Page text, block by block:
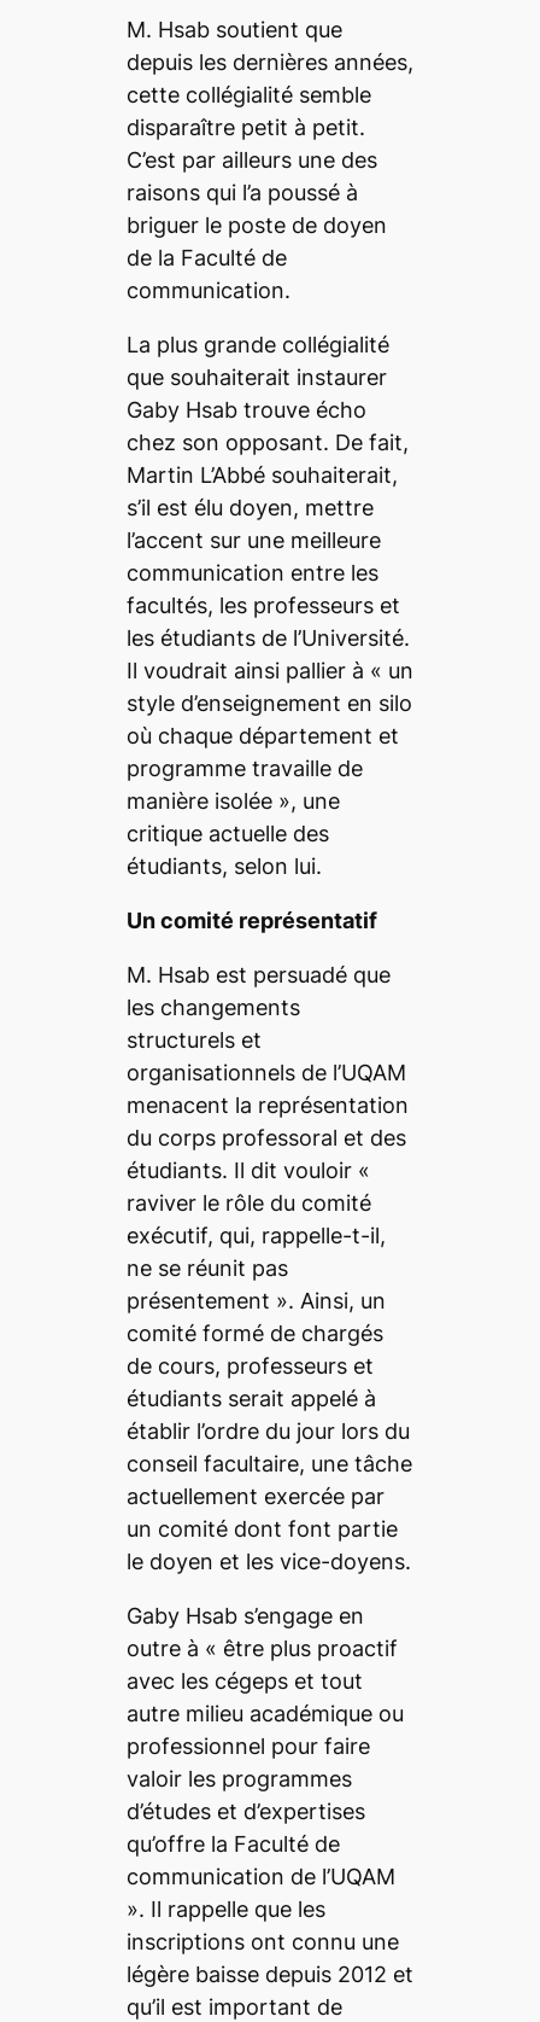
M. Hsab soutient que
depuis les dernières années,
cette collégialité semble
disparaître petit à petit.
C’est par ailleurs une des
raisons qui l’a poussé à
briguer le poste de doyen
de la Faculté de
communication.
La plus grande collégialité
que souhaiterait instaurer
Gaby Hsab trouve écho
chez son opposant. De fait,
Martin L’Abbé souhaiterait,
s’il est élu doyen, mettre
l’accent sur une meilleure
communication entre les
facultés, les professeurs et
les étudiants de l’Université.
Il voudrait ainsi pallier à « un
style d’enseignement en silo
où chaque département et
programme travaille de
manière isolée », une
critique actuelle des
étudiants, selon lui.
Un comité représentatif
M. Hsab est persuadé que
les changements
structurels et
organisationnels de l’UQAM
menacent la représentation
du corps professoral et des
étudiants. Il dit vouloir «
raviver le rôle du comité
exécutif, qui, rappelle-t-il,
ne se réunit pas
présentement ». Ainsi, un
comité formé de chargés
de cours, professeurs et
étudiants serait appelé à
établir l’ordre du jour lors du
conseil facultaire, une tâche
actuellement exercée par
un comité dont font partie
le doyen et les vice-doyens.
Gaby Hsab s’engage en
outre à « être plus proactif
avec les cégeps et tout
autre milieu académique ou
professionnel pour faire
valoir les programmes
d’études et d’expertises
qu’offre la Faculté de
communication de l’UQAM
». Il rappelle que les
inscriptions ont connu une
légère baisse depuis 2012 et
qu’il est important de